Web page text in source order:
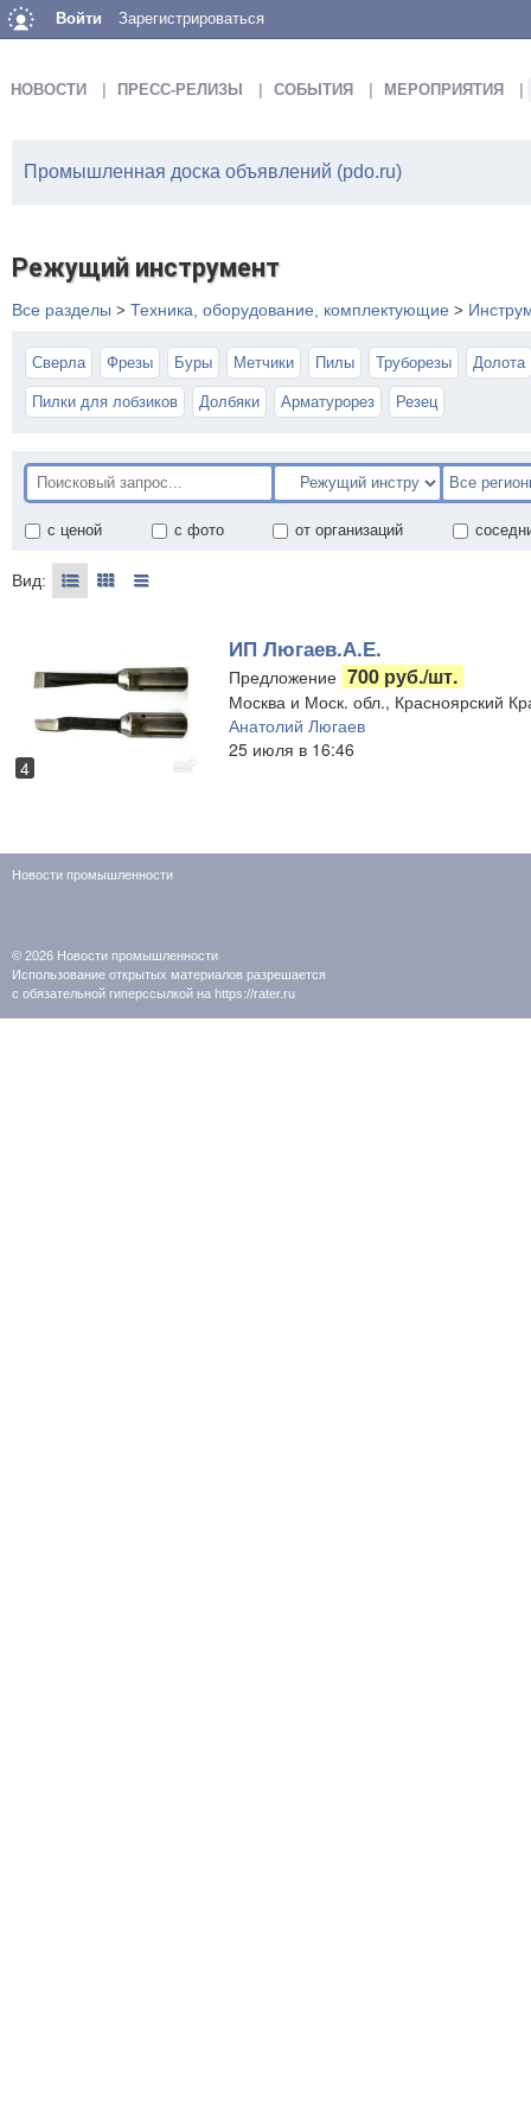
Войти Зарегистрироваться
НОВОСТИ ПРЕСС-РЕЛИЗЫ СОБЫТИЯ МЕРОПРИЯТИЯ
Промышленная доска объявлений (pdo.ru)
Режущий инструмент
Все разделы > Техника, оборудование, комплектующие >
Сверла Фрезы Буры Метчики Пилы Труборезы Долота
Пилки для лобзиков Долбяки Арматурорез Резец
с ценой с фото от организаций
Вид:
4
ИП Люгаев.А.Е.
Предложение 700 руб./шт.
Москва и Моск. обл., Красноярский
Анатолий Люгаев
25 июля в 16:46
Новости промышленности
© 2026 Новости промышленности
Использование открытых материалов разрешается
с обязательной гиперссылкой на https://rater.ru